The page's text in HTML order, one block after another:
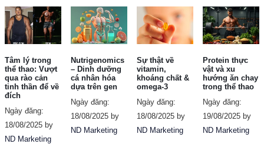
Tâm lý trong
thể thao: Vượt
qua rào cản
tinh thần để về
đích
Ngày đăng:
18/08/2025 by
ND Marketing
Nutrigenomics
– Dinh dưỡng
cá nhân hóa
dựa trên gen
Ngày đăng:
18/08/2025 by
ND Marketing
Sự thật về
vitamin,
khoáng chất &
omega-3
Ngày đăng:
18/08/2025 by
ND Marketing
Protein thực
vật và xu
hướng ăn chay
trong thể thao
Ngày đăng:
19/08/2025 by
ND Marketing